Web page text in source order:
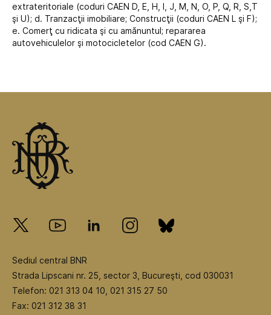
extrateritoriale (coduri CAEN D, E, H, I, J, M, N, O, P, Q, R, S,T
şi U); d. Tranzacţii imobiliare; Construcţii (coduri CAEN L şi F);
e. Comerţ cu ridicata şi cu amănuntul; repararea
autovehiculelor şi motocicletelor (cod CAEN G).
Sediul central BNR
Strada Lipscani nr. 25, sector 3, Bucureşti, cod 030031
Telefon: 021 313 04 10, 021 315 27 50
Fax: 021 312 38 31